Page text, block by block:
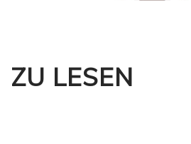
ZU LESEN